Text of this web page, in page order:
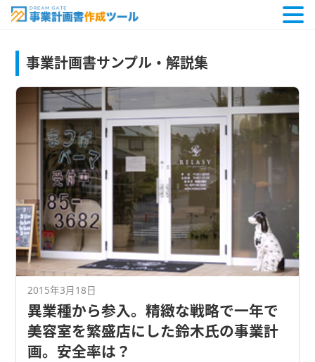
事業計画書サンプル・解説集
2015年3月18日
異業種から参入。精緻な戦略で一年で
美容室を繁盛店にした鈴木氏の事業計
画。安全率は？